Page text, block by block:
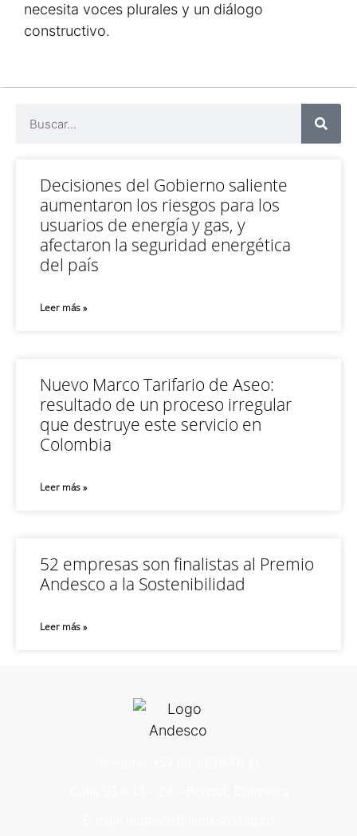
necesita voces plurales y un diálogo
constructivo.
Decisiones del Gobierno saliente
aumentaron los riesgos para los
usuarios de energía y gas, y
afectaron la seguridad energética
del país
Leer más »
Nuevo Marco Tarifario de Aseo:
resultado de un proceso irregular
que destruye este servicio en
Colombia
Leer más »
52 empresas son finalistas al Premio
Andesco a la Sostenibilidad
Leer más »